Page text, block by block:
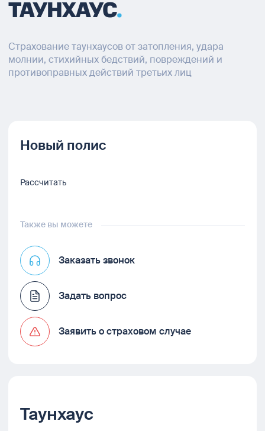
ТАУНХАУС
Страхование таунхаусов от затопления, удара
молнии, стихийных бедствий, повреждений и
противоправных действий третьих лиц
Новый полис
Рассчитать
Также вы можете
Заказать звонок
Задать вопрос
Заявить о страховом случае
Таунхаус